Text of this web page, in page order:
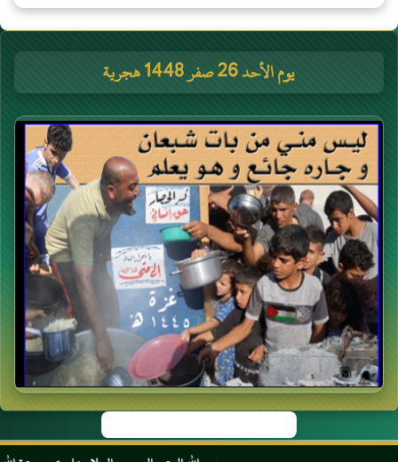
يوم الأحد 26 صفر 1448 هجرية